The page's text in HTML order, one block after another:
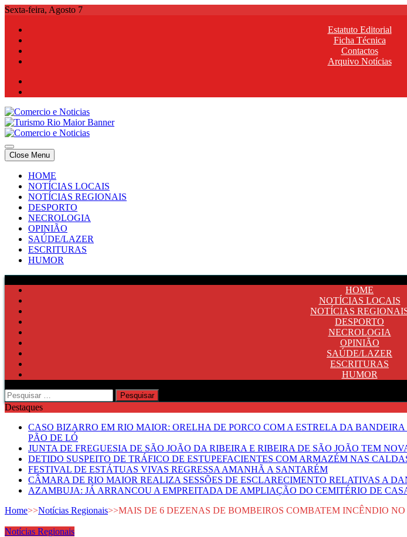
Skip
content
Sexta-feira, Agosto 7
Estatuto Editorial
Ficha Técnica
Contactos
Arquivo Notícias
Comercio e Noticias
Notícias e Publicidade Online
Comercio e Noticias
Notícias e Publicidade Online
Close Menu
HOME
NOTÍCIAS LOCAIS
NOTÍCIAS REGIONAIS
DESPORTO
NECROLOGIA
OPINIÃO
SAÚDE/LAZER
ESCRITURAS
HUMOR
HOME
NOTÍCIAS LOCAIS
NOTÍCIAS
DESPORTO
NECROLOGIA
OPINIÃO
SAÚDE/LAZER
ESCRITURAS
HUMOR
Pesquisar
por:
Destaques
CASO BIZARRO EM RIO MAIOR: ORELHA DE PORCO COM A ESTRELA DA
PÃO DE LÓ
JUNTA DE FREGUESIA DE SÃO JOÃO DA RIBEIRA E RIBEIRA DE SÃO JOÃO TEM
DETIDO SUSPEITO DE TRÁFICO DE ESTUPEFACIENTES COM ARMAZÉM NAS
FESTIVAL DE ESTÁTUAS VIVAS REGRESSA AMANHÃ A SANTARÉM
CÂMARA DE RIO MAIOR REALIZA SESSÕES DE ESCLARECIMENTO RELATIVAS A
AZAMBUJA: JÁ ARRANCOU A EMPREITADA DE AMPLIAÇÃO DO CEMITÉRIO DE
Home>>Notícias Regionais>>MAIS DE 6 DEZENAS DE BOMBEIROS COMBATEM INCÊNDIO
Notícias Regionais